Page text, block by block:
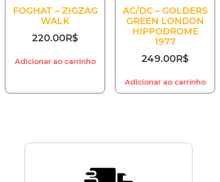
FOGHAT – ZIGZAG
WALK
220.00R$
Adicionar ao carrinho
AC/DC – GOLDERS
GREEN LONDON
HIPPODROME
1977
249.00R$
Adicionar ao carrinho